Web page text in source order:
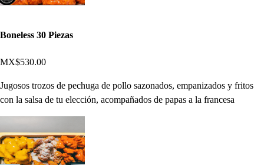
Boneless 30 Piezas
MX$530.00
Jugosos trozos de pechuga de pollo sazonados, empanizados y fritos
con la salsa de tu elección, acompañados de papas a la francesa